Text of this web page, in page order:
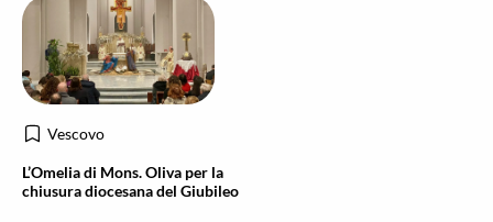
Vescovo
L’Omelia di Mons. Oliva per la
chiusura diocesana del Giubileo